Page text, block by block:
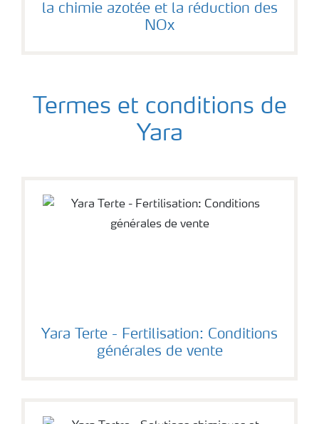
la chimie azotée et la réduction des
NOx
Termes et conditions de
Yara
Termes et conditions de Yara
Yara Terte - Fertilisation: Conditions
générales de vente